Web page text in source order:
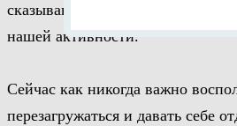
сказываются на гормональном
нашей активности.
Сейчас как никогда важно
перезагружаться и давать себе